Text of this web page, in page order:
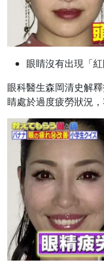
眼睛沒有出現「
眼科醫生森岡清史解
睛處於過度疲勞狀況，